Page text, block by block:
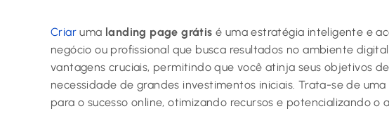
Criar uma landing page grátis é uma estratégia inteligente e
negócio ou profissional que busca resultados no ambiente
vantagens cruciais, permitindo que você atinja seus objetivos
necessidade de grandes investimentos iniciais. Trata-se de
para o sucesso online, otimizando recursos e potencializando o